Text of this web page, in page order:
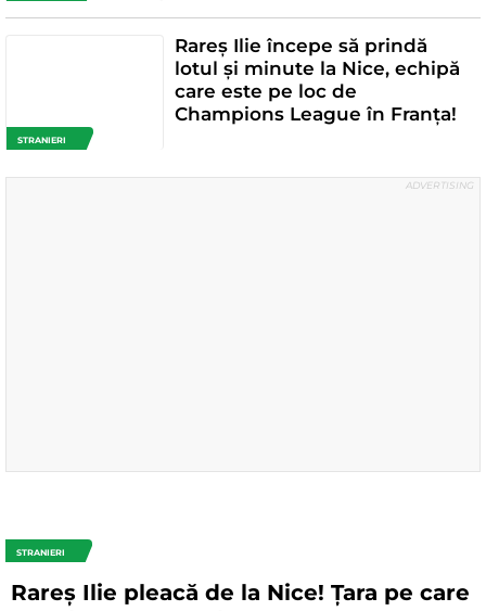
STRANIERI
Rareș Ilie începe să prindă
lotul și minute la Nice, echipă
care este pe loc de
Champions League în Franța!
STRANIERI
Rareș Ilie pleacă de la Nice! Țara pe care